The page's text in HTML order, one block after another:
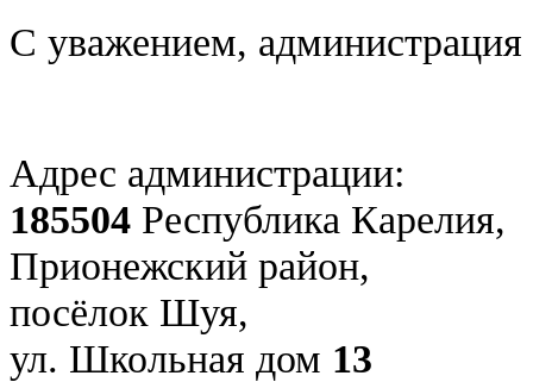
С уважением, администрация
Адрес администрации:
185504 Республика Карелия,
Прионежский район,
посёлок Шуя,
ул. Школьная дом 13